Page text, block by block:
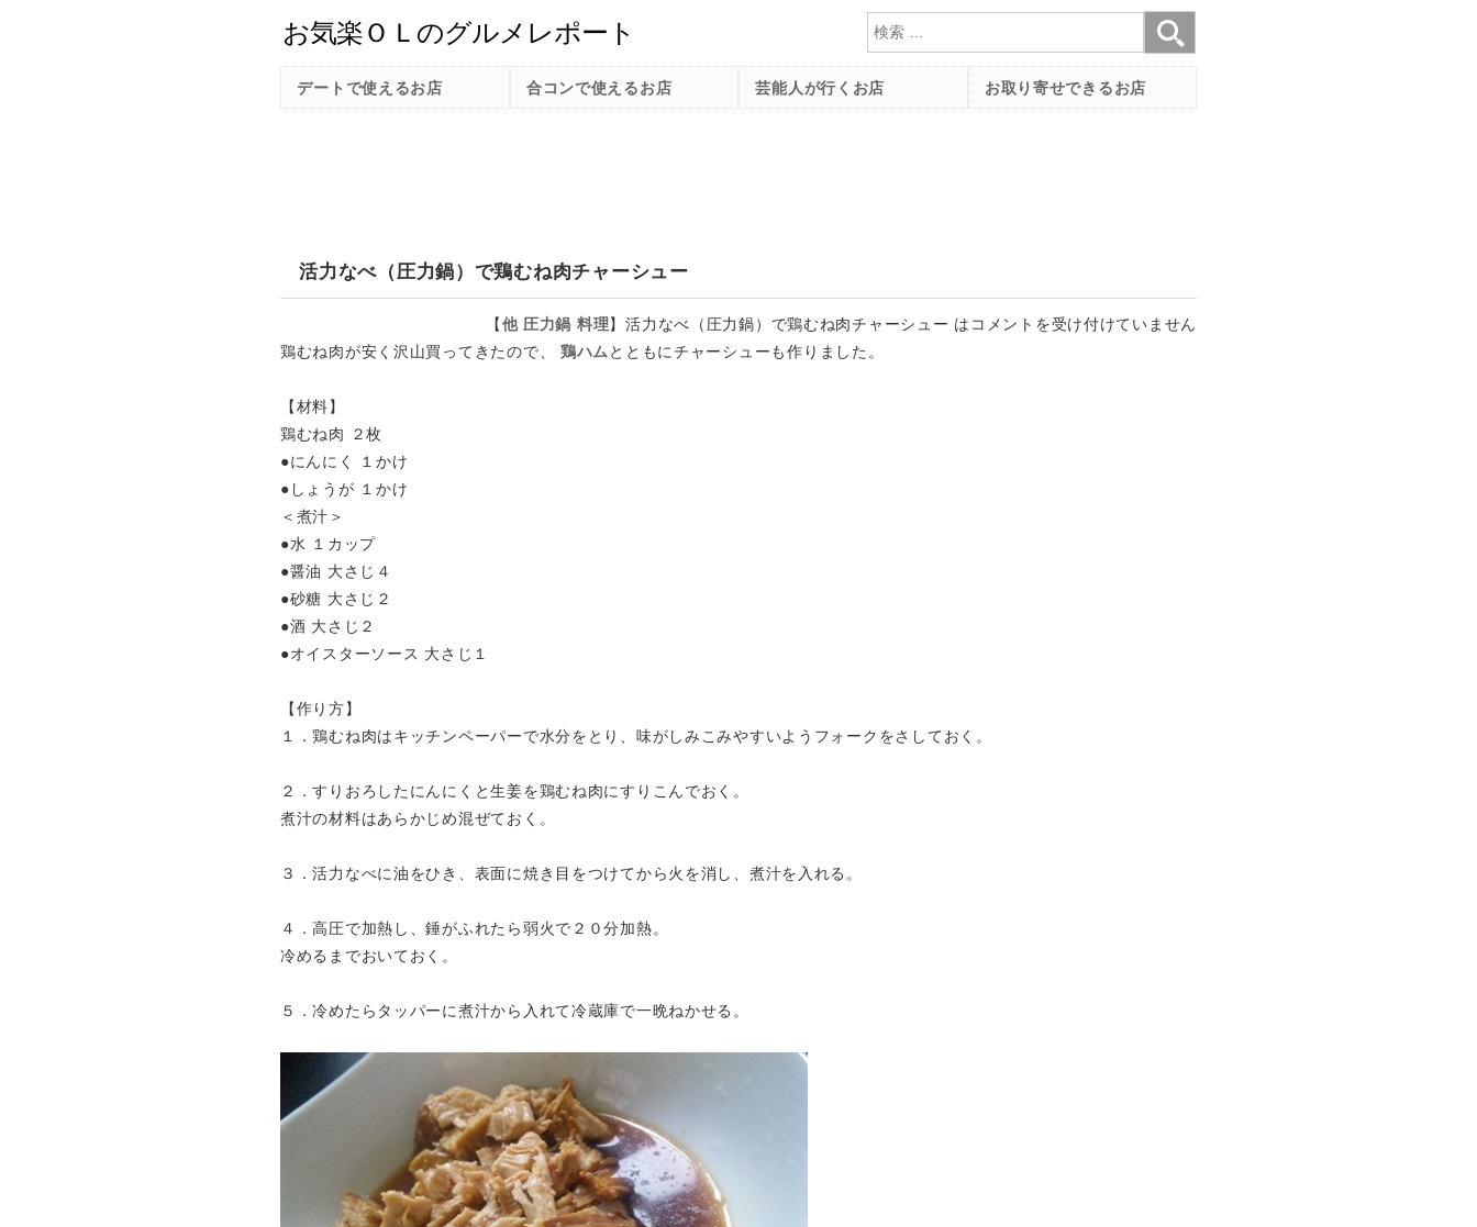
検索
活力なべ（圧力鍋）で鶏むね肉チャーシュー
【他 圧力鍋 料理】活力なべ（圧力鍋）で鶏むね肉チャーシュー は コメントを受け付けていません
鶏むね肉が安く沢山買ってきたので、
鶏ハムとともにチャーシューも作りました。
【材料】
鶏むね肉 ２枚
●にんにく １かけ
●しょうが １かけ
＜煮汁＞
●水 １カップ
●醤油 大さじ４
●砂糖 大さじ２
●酒 大さじ２
●オイスターソース 大さじ１
【作り方】
１．鶏むね肉はキッチンペーパーで水分をとり、味がしみこみやすいようフォークをさしておく。
２．すりおろしたにんにくと生姜を鶏むね肉にすりこんでおく。
煮汁の材料はあらかじめ混ぜておく。
３．活力なべに油をひき、表面に焼き目をつけてから火を消し、煮汁を入れる。
４．高圧で加熱し、錘がふれたら弱火で２０分加熱。
冷めるまでおいておく。
５．冷めたらタッパーに煮汁から入れて冷蔵庫で一晩ねかせる。
デートで使えるお店 合コンで使えるお店 芸能人が行くお店 お取り寄せできるお店